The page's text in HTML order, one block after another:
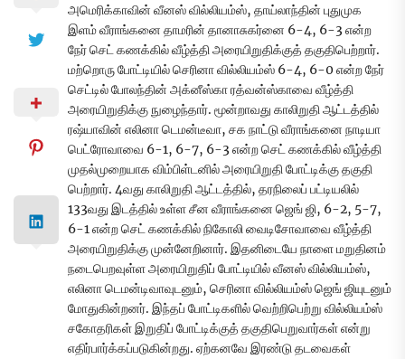
அமெரிக்காவின் வீனஸ் வில்லியம்ஸ், தாய்லாந்தின் புதுமுக
இளம் வீராங்கனை தாமரின் தானாசுகர்னை 6-4, 6-3 என்ற
நேர் செட் கணக்கில் வீழ்த்தி அரையிறுதிக்குத் தகுதிபெற்றார்.
மற்றொரு போட்டியில் செரினா வில்லியம்ஸ் 6-4, 6-0 என்ற நேர்
செட்டில் போலந்தின் அக்னீஸ்கா ரத்வன்ஸ்காவை வீழ்த்தி
அரையிறுதிக்கு நுழைந்தார். மூன்றாவது காலிறுதி ஆட்டத்தில்
ரஷ்யாவின் எலினா டெமன்டீவா, சக நாட்டு வீராங்கனை நாடியா
பெட்ரோவாவை 6-1, 6-7, 6-3 என்ற செட் கணக்கில் வீழ்த்தி
முதல்முறையாக விம்பிள்டனில் அரையிறுதி போட்டிக்கு தகுதி
பெற்றார். 4வது காலிறுதி ஆட்டத்தில், தரநிலைப் பட்டியலில்
133வது இடத்தில் உள்ள சீன வீராங்கனை ஜெங் ஜி, 6-2, 5-7,
6-1 என்ற செட் கணக்கில் நிகோலி வைடிசோவாவை வீழ்த்தி
அரையிறுதிக்கு முன்னேறினார். இதனிடையே நாளை மறுதினம்
நடைபெறவுள்ள அரையிறுதிப் போட்டியில் வீனஸ் வில்லியம்ஸ்,
எலினா டெமன்டிவாவுடனும், செரினா வில்லியம்ஸ் ஜெங் ஜியுடனும்
மோதுகின்றனர். இந்தப் போட்டிகளில் வெற்றிபெற்று வில்லியம்ஸ்
சகோதரிகள் இறுதிப் போட்டிக்குத் தகுதிபெறுவார்கள் என்று
எதிர்பார்க்கப்படுகின்றது. ஏற்கனவே இரண்டு தடவைகள்